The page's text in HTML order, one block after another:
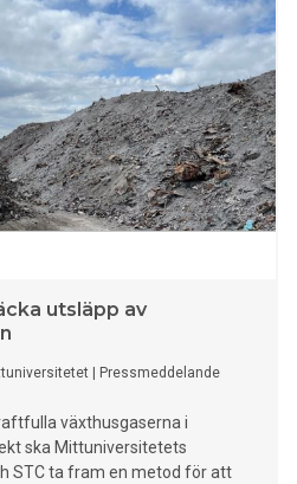
utsläpp av
Pressmeddelande
växthusgaserna i
ska Mittuniversitetets
STC ta fram en metod för att